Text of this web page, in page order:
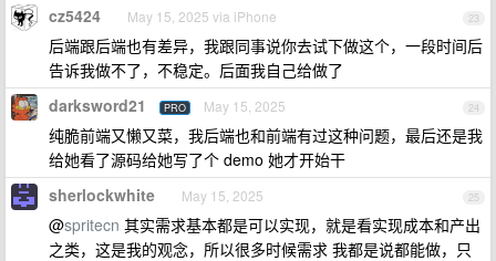
23
cz5424 May 15, 2025 via iPhone
后端跟后端也有差异，我跟同事说你去试下做这个，一段时间后
告诉我做不了，不稳定。后面我自己给做了
24
darksword21 PRO May 15, 2025
纯脆前端又懒又菜，我后端也和前端有过这种问题，最后还是我
给她看了源码给她写了个 demo 她才开始干
25
sherlockwhite May 15, 2025
@spritecn 其实需求基本都是可以实现，就是看实现成本和产出
之类，这是我的观念，所以很多时候需求 我都是说都能做，只